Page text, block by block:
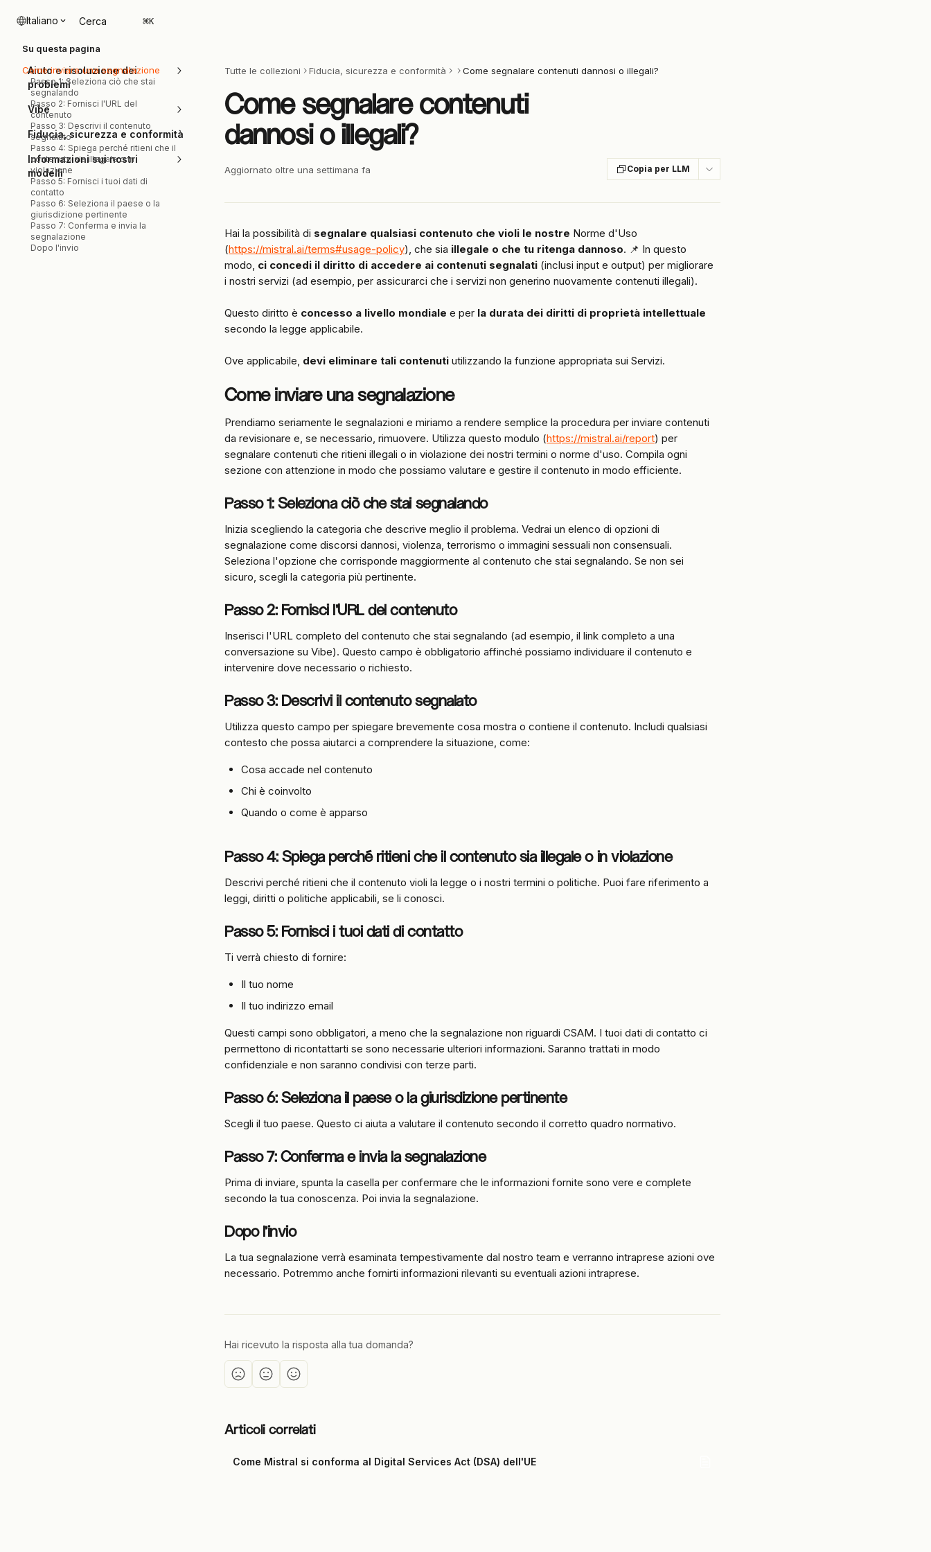
Italiano Cerca ⌘K
Aiuto e risoluzione dei
problemi
Vibe
Fiducia, sicurezza e conformità
Informazioni sui nostri
modelli
Tutte le collezioni Fiducia, sicurezza e conformità Come segnalare contenuti dannosi o illegali?
Come segnalare contenuti
dannosi o illegali?
Aggiornato oltre una settimana fa Copia per LLM
Hai la possibilità di segnalare qualsiasi contenuto che violi le nostre Norme d'Uso
(https://mistral.ai/terms#usage-policy), che sia illegale o che tu ritenga dannoso. 📌 In questo
modo, ci concedi il diritto di accedere ai contenuti segnalati (inclusi input e output) per migliorare
i nostri servizi (ad esempio, per assicurarci che i servizi non generino nuovamente contenuti illegali).
Questo diritto è concesso a livello mondiale e per la durata dei diritti di proprietà intellettuale
secondo la legge applicabile.
Ove applicabile, devi eliminare tali contenuti utilizzando la funzione appropriata sui Servizi.
Come inviare una segnalazione
Prendiamo seriamente le segnalazioni e miriamo a rendere semplice la procedura per inviare contenuti
da revisionare e, se necessario, rimuovere. Utilizza questo modulo (https://mistral.ai/report) per
segnalare contenuti che ritieni illegali o in violazione dei nostri termini o norme d'uso. Compila ogni
sezione con attenzione in modo che possiamo valutare e gestire il contenuto in modo efficiente.
Passo 1: Seleziona ciò che stai segnalando
Inizia scegliendo la categoria che descrive meglio il problema. Vedrai un elenco di opzioni di
segnalazione come discorsi dannosi, violenza, terrorismo o immagini sessuali non consensuali.
Seleziona l'opzione che corrisponde maggiormente al contenuto che stai segnalando. Se non sei
sicuro, scegli la categoria più pertinente.
Passo 2: Fornisci l'URL del contenuto
Inserisci l'URL completo del contenuto che stai segnalando (ad esempio, il link completo a una
conversazione su Vibe). Questo campo è obbligatorio affinché possiamo individuare il contenuto e
intervenire dove necessario o richiesto.
Passo 3: Descrivi il contenuto segnalato
Utilizza questo campo per spiegare brevemente cosa mostra o contiene il contenuto. Includi qualsiasi
contesto che possa aiutarci a comprendere la situazione, come:
Cosa accade nel contenuto
Chi è coinvolto
Quando o come è apparso
Passo 4: Spiega perché ritieni che il contenuto sia illegale o in violazione
Descrivi perché ritieni che il contenuto violi la legge o i nostri termini o politiche. Puoi fare riferimento a
leggi, diritti o politiche applicabili, se li conosci.
Passo 5: Fornisci i tuoi dati di contatto
Ti verrà chiesto di fornire:
Il tuo nome
Il tuo indirizzo email
Questi campi sono obbligatori, a meno che la segnalazione non riguardi CSAM. I tuoi dati di contatto ci
permettono di ricontattarti se sono necessarie ulteriori informazioni. Saranno trattati in modo
confidenziale e non saranno condivisi con terze parti.
Passo 6: Seleziona il paese o la giurisdizione pertinente
Scegli il tuo paese. Questo ci aiuta a valutare il contenuto secondo il corretto quadro normativo.
Passo 7: Conferma e invia la segnalazione
Prima di inviare, spunta la casella per confermare che le informazioni fornite sono vere e complete
secondo la tua conoscenza. Poi invia la segnalazione.
Dopo l'invio
La tua segnalazione verrà esaminata tempestivamente dal nostro team e verranno intraprese azioni ove
necessario. Potremmo anche fornirti informazioni rilevanti su eventuali azioni intraprese.
Hai ricevuto la risposta alla tua domanda?
Articoli correlati
Come Mistral si conforma al Digital Services Act (DSA) dell'UE
Su questa pagina
Come inviare una segnalazione
Passo 1: Seleziona ciò che stai
segnalando
Passo 2: Fornisci l'URL del
contenuto
Passo 3: Descrivi il contenuto
segnalato
Passo 4: Spiega perché ritieni che il
contenuto sia illegale o in
violazione
Passo 5: Fornisci i tuoi dati di
contatto
Passo 6: Seleziona il paese o la
giurisdizione pertinente
Passo 7: Conferma e invia la
segnalazione
Dopo l'invio